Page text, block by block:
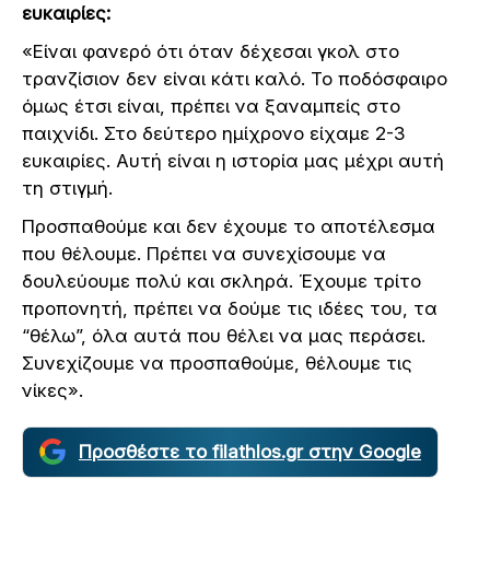
ευκαιρίες:
«Είναι φανερό ότι όταν δέχεσαι γκολ στο
τρανζίσιον δεν είναι κάτι καλό. Το ποδόσφαιρο
όμως έτσι είναι, πρέπει να ξαναμπείς στο
παιχνίδι. Στο δεύτερο ημίχρονο είχαμε 2-3
ευκαιρίες. Αυτή είναι η ιστορία μας μέχρι αυτή
τη στιγμή.
Προσπαθούμε και δεν έχουμε το αποτέλεσμα
που θέλουμε. Πρέπει να συνεχίσουμε να
δουλεύουμε πολύ και σκληρά. Έχουμε τρίτο
προπονητή, πρέπει να δούμε τις ιδέες του, τα
“θέλω”, όλα αυτά που θέλει να μας περάσει.
Συνεχίζουμε να προσπαθούμε, θέλουμε τις
νίκες».
Προσθέστε το filathlos.gr στην Google